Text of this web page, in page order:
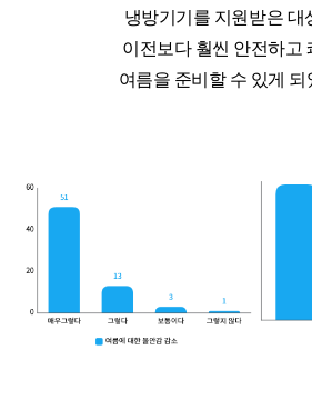
냉방기기를 지원받은 대
이전보다 훨씬 안전하고
여름을 준비할 수 있게 되